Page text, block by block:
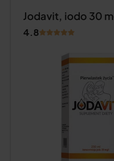
Jodavit, iodo 30
4.8